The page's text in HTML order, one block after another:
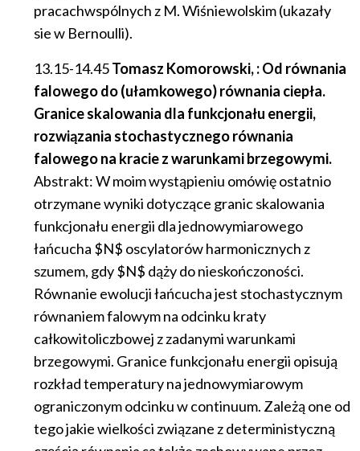
pracachwspólnych z M. Wiśniewolskim (ukazały
sie w Bernoulli).
13.15-14.45Tomasz Komorowski, : Od równania
falowego do (ułamkowego) równania ciepła.
Granice skalowania dla funkcjonału energii,
rozwiązania stochastycznego równania
falowego na kracie z warunkami brzegowymi.
Abstrakt: W moim wystąpieniu omówię ostatnio
otrzymane wyniki dotyczące granic skalowania
funkcjonału energii dla jednowymiarowego
łańcucha $N$ oscylatorów harmonicznych z
szumem, gdy $N$ dąży do nieskończoności.
Równanie ewolucji łańcucha jest stochastycznym
równaniem falowym na odcinku kraty
całkowitoliczbowej z zadanymi warunkami
brzegowymi. Granice funkcjonału energii opisują
rozkład temperatury na jednowymiarowym
ograniczonym odcinku w continuum. Zależą one od
tego jakie wielkości związane z deterministyczną